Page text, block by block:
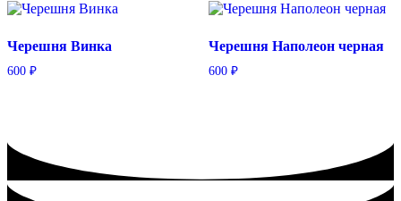
Черешня Винка
600 ₽
Черешня Наполеон черная
600 ₽